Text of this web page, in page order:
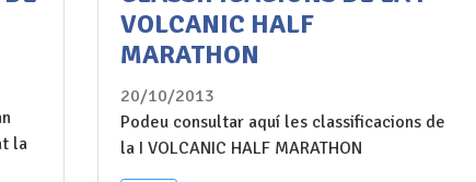
la
VOLCANIC HALF
MARATHON
20/10/2013
Podeu consultar aquí les classificacions de
la I VOLCANIC HALF MARATHON